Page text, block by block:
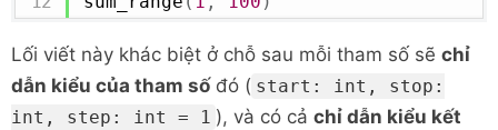
Lối viết này khác biệt ở chỗ sau mỗi tham số sẽ chỉ
dẫn kiểu của tham sốđó ( start: int, stop:
int, step: int = 1 ), và có cả chỉ dẫn kiểu kết